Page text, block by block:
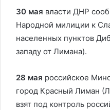
30 мая власти ДНР
Народной милиции к
населенных пунктов
западу от Лимана).
28 мая российское
город Красный Лиман
взят под контроль